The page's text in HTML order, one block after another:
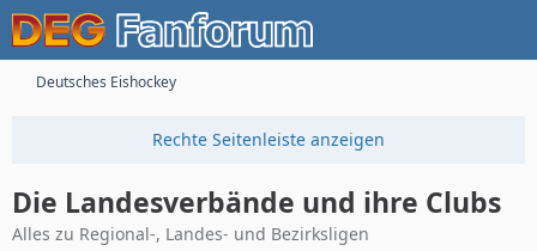
Deutsches Eishockey
Die Landesverbände und ihre Clubs
Alles zu Regional-, Landes- und Bezirksligen